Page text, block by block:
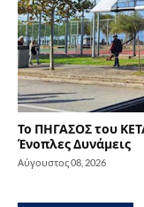
Το ΠΗΓΑΣΟΣ του
Ένοπλες Δυνάμεις
Αύγουστος 08, 2026